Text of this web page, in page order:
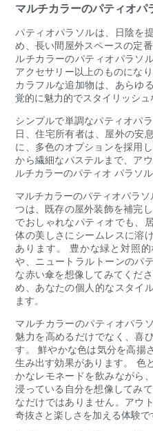
マルチカラーのパティオパ
パティオパラソルは、日陰を
め、長い間屋外スペースの定
ルチカラーのパティオパラソ
アクセサリー以上のものにな
カラフルな追加物は、あらゆ
覚的に魅力的でスタイリッシュ
シンプルで単調なパティオパ
日、住宅所有者は、屋外の安
に、多色のオプションを採用
から繊細なパステルまで、ア
ルチカラーのパティオ パラソ
マルチカラーのパティオパラ
つは、既存の屋外装飾を補完
でおしゃれなパティオでも、
体の美しさにシームレスに溶
あります。 豊かな緑と対照
や、ニュートラルトーンのパ
な赤い傘を想像してみてくだ
め、あなたの個人的なスタイ
ます。
マルチカラーのパティオパラ
魅力を高めるだけでなく、喜
す。 鮮やかな色は気分を高揚
生み出す効果があります。 色
かなレモネードを飲みながら
浸っている自分を想像してみ
なだけではありません。アウ
奇抜さと楽しさを加える体験で